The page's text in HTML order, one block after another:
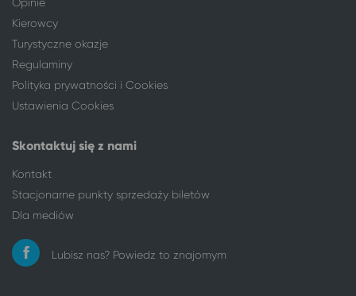
Wrocław
Wrocław
Wrocław
Wrocław
Kraków
Wrocław
Zator
Wrocław
Wrocław
Wrocław
Połczyn-Zdrój
Wrocław
Wrocław
Wrocław
Wisełka
Kierowcy
Turystyczne okazje
Regulaminy
Polityka prywatności i Cookies
Ustawienia Cookies
Skontaktuj się z nami
Kontakt
Stacjonarne punkty sprzedaży biletów
Dla mediów
Lubisz nas? Powiedz to znajomym